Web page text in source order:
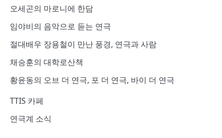
오세곤의 마로니에 한담
임야비의 음악으로 듣는 연극
절대배우 장용철이 만난 풍경, 연극과 사람
채승훈의 대학로산책
황윤동의 오브 더 연극, 포 더 연극, 바이 더 연극
TTIS 카페
연극계 소식